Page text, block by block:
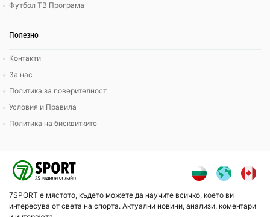
Футбол ТВ Програма
Полезно
Контакти
За нас
Политика за поверителност
Условия и Правила
Политика на бисквитките
7SPORT е мястото, където можете да научите всичко, което ви
интересува от света на спорта. Актуални новини, анализи, коментари